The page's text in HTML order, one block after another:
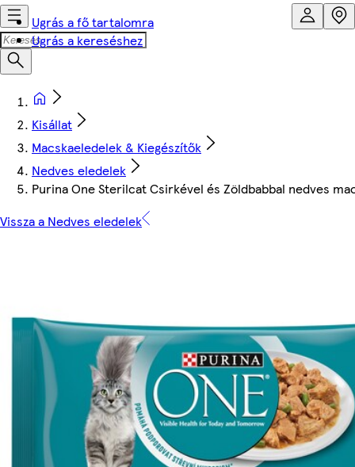
Ugrás a fő tartalomra
Ugrás a kereséshez
Kisállat
Macskaeledelek & Kiegészítők
Nedves eledelek
Purina One Sterilcat Csirkével és Zöldbabbal nedves
Vissza a Nedves eledelek